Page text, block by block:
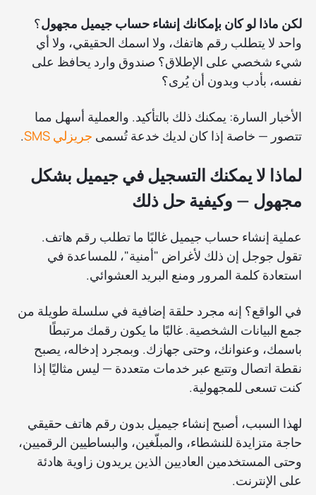
لكن ماذا لو كان بإمكانك إنشاء حساب جيميل مجهول؟
واحد لا يتطلب رقم هاتفك، ولا اسمك الحقيقي، ولا أي
شيء شخصي على الإطلاق؟ صندوق وارد يحافظ على
نفسه، بأدب وبدون أن يُرى؟
الأخبار السارة: يمكنك ذلك بالتأكيد. والعملية أسهل مما
تتصور — خاصة إذا كان لديك خدعة تُسمى جريزلي SMS .
لماذا لا يمكنك التسجيل في جيميل بشكل
مجهول — وكيفية حل ذلك
عملية إنشاء حساب جيميل غالبًا ما تطلب رقم هاتف.
تقول جوجل إن ذلك لأغراض "أمنية"، للمساعدة في
استعادة كلمة المرور ومنع البريد العشوائي.
في الواقع؟ إنه مجرد حلقة إضافية في سلسلة طويلة من
جمع البيانات الشخصية. غالبًا ما يكون رقمك مرتبطًا
باسمك، وعنوانك، وحتى جهازك. وبمجرد إدخاله، يصبح
نقطة اتصال وتتبع عبر خدمات متعددة — ليس مثاليًا إذا
كنت تسعى للمجهولية.
لهذا السبب، أصبح إنشاء جيميل بدون رقم هاتف حقيقي
حاجة متزايدة للنشطاء، والمبلّغين، والبساطيين الرقميين،
وحتى المستخدمين العاديين الذين يريدون زاوية هادئة
على الإنترنت.